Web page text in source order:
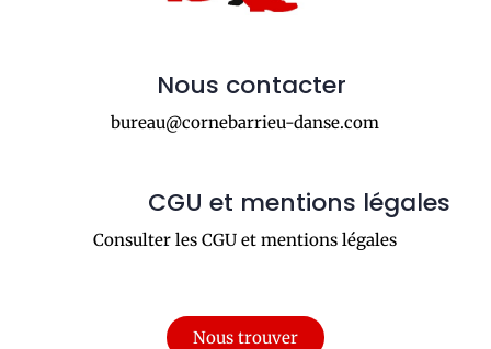
Nous contacter
bureau@cornebarrieu-danse.com
CGU et mentions légales
Consulter les CGU et mentions légales
Nous trouver